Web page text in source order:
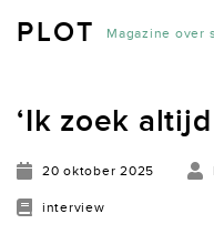
PLOT Magazine over
‘Ik zoek
20 oktober 2025
interview